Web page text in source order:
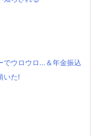
でウロウロ…＆年金振込
いた!